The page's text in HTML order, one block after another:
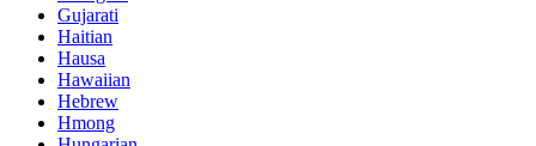
Gujarati
Haitian
Hausa
Hawaiian
Hebrew
Hmong